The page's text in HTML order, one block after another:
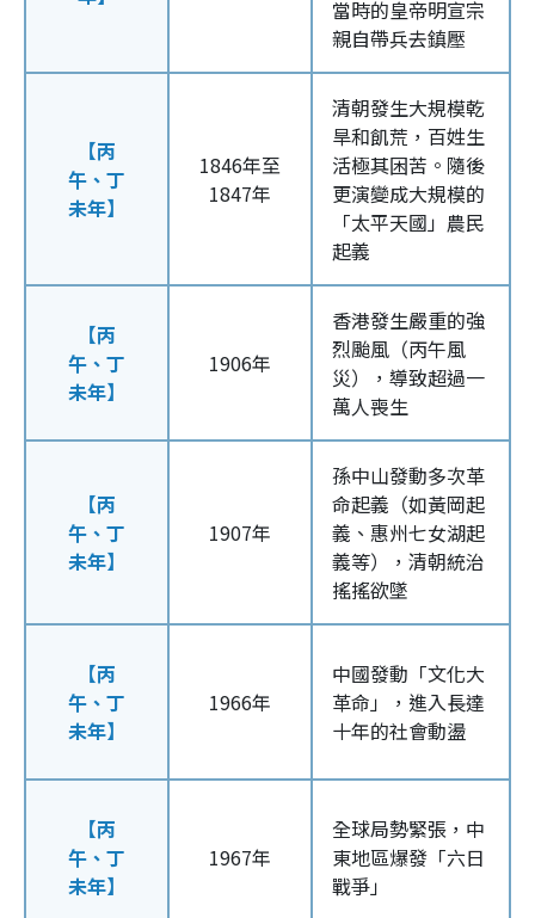
當時的皇帝明宣宗
親自帶兵去鎮壓
【丙
午、丁
未年】
1846年至
1847年
清朝發生大規模乾
旱和飢荒，百姓生
活極其困苦。隨後
更演變成大規模的
「太平天國」農民
起義
【丙
午、丁
未年】
1906年
香港發生嚴重的強
烈颱風（丙午風
災），導致超過一
萬人喪生
【丙
午、丁
未年】
1907年
孫中山發動多次革
命起義（如黃岡起
義、惠州七女湖起
義等），清朝統治
搖搖欲墜
【丙
午、丁
未年】
1966年
中國發動「文化大
革命」，進入長達
十年的社會動盪
【丙
午、丁
未年】
1967年
全球局勢緊張，中
東地區爆發「六日
戰爭」